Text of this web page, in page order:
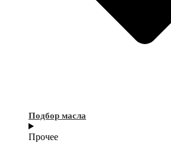
Подбор масла
Прочее